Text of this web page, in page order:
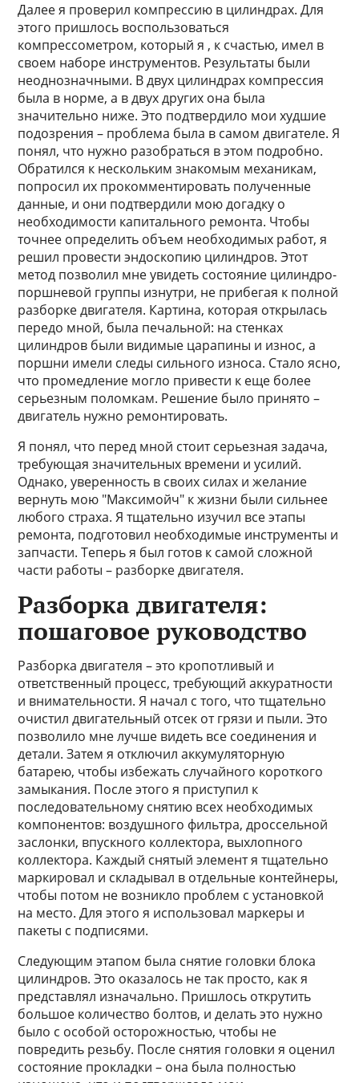
Далее я проверил компрессию в цилиндрах. Для
этого пришлось воспользоваться
компрессометром, который я , к счастью, имел в
своем наборе инструментов. Результаты были
неоднозначными. В двух цилиндрах компрессия
была в норме, а в двух других она была
значительно ниже. Это подтвердило мои худшие
подозрения – проблема была в самом двигателе. Я
понял, что нужно разобраться в этом подробно.
Обратился к нескольким знакомым механикам,
попросил их прокомментировать полученные
данные, и они подтвердили мою догадку о
необходимости капитального ремонта. Чтобы
точнее определить объем необходимых работ, я
решил провести эндоскопию цилиндров. Этот
метод позволил мне увидеть состояние цилиндро-
поршневой группы изнутри, не прибегая к полной
разборке двигателя. Картина, которая открылась
передо мной, была печальной: на стенках
цилиндров были видимые царапины и износ, а
поршни имели следы сильного износа. Стало ясно,
что промедление могло привести к еще более
серьезным поломкам. Решение было принято –
двигатель нужно ремонтировать.
Я понял, что перед мной стоит серьезная задача,
требующая значительных времени и усилий.
Однако, уверенность в своих силах и желание
вернуть мою "Максимойч" к жизни были сильнее
любого страха. Я тщательно изучил все этапы
ремонта, подготовил необходимые инструменты и
запчасти. Теперь я был готов к самой сложной
части работы – разборке двигателя.
Разборка двигателя:
пошаговое руководство
Разборка двигателя – это кропотливый и
ответственный процесс, требующий аккуратности
и внимательности. Я начал с того, что тщательно
очистил двигательный отсек от грязи и пыли. Это
позволило мне лучше видеть все соединения и
детали. Затем я отключил аккумуляторную
батарею, чтобы избежать случайного короткого
замыкания. После этого я приступил к
последовательному снятию всех необходимых
компонентов: воздушного фильтра, дроссельной
заслонки, впускного коллектора, выхлопного
коллектора. Каждый снятый элемент я тщательно
маркировал и складывал в отдельные контейнеры,
чтобы потом не возникло проблем с установкой
на место. Для этого я использовал маркеры и
пакеты с подписями.
Следующим этапом была снятие головки блока
цилиндров. Это оказалось не так просто, как я
представлял изначально. Пришлось открутить
большое количество болтов, и делать это нужно
было с особой осторожностью, чтобы не
повредить резьбу. После снятия головки я оценил
состояние прокладки – она была полностью